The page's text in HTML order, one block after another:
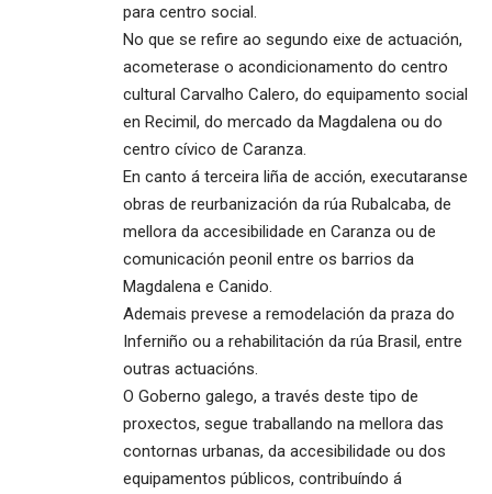
para centro social.
No que se refire ao segundo eixe de actuación,
acometerase o acondicionamento do centro
cultural Carvalho Calero, do equipamento social
en Recimil, do mercado da Magdalena ou do
centro cívico de Caranza.
En canto á terceira liña de acción, executaranse
obras de reurbanización da rúa Rubalcaba, de
mellora da accesibilidade en Caranza ou de
comunicación peonil entre os barrios da
Magdalena e Canido.
Ademais prevese a remodelación da praza do
Inferniño ou a rehabilitación da rúa Brasil, entre
outras actuacións.
O Goberno galego, a través deste tipo de
proxectos, segue traballando na mellora das
contornas urbanas, da accesibilidade ou dos
equipamentos públicos, contribuíndo á